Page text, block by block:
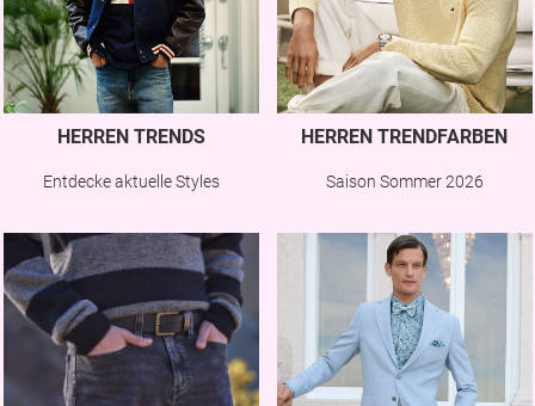
HERREN TRENDS
Entdecke aktuelle Styles
HERREN TRENDFARBEN
Saison Sommer 2026